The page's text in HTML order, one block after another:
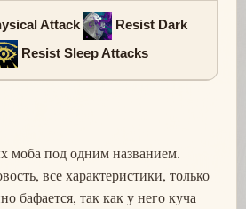
Attack
Resist Dark
Resist Sleep Attacks
моба под одним названием.
все характеристики, только
бафается, так как у него куча